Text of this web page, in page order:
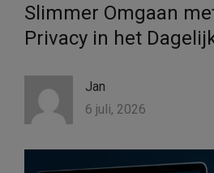
Slimmer Omgaan
Privacy in het
Jan
6 juli, 2026